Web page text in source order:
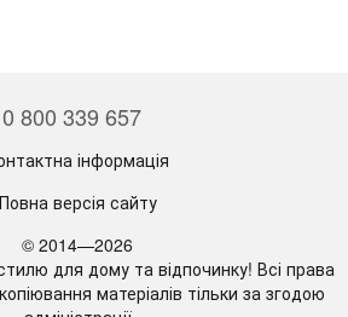
0 800 339 657
інформація
Повна версія сайту
© 2014—2026
для дому та відпочинку! Всі права
матеріалів тільки за згодою